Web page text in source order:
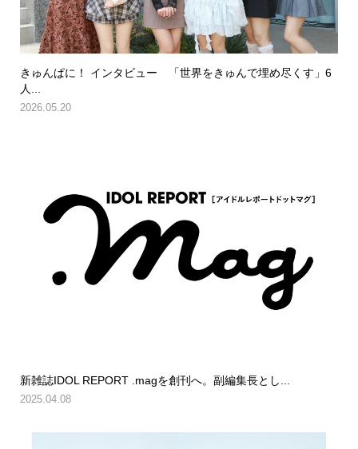
きゅんぱに！ インタビュー 「世界をきゅんで埋め尽くす」6
人...
2026.05.20
新雑誌IDOL REPORT .magを創刊へ。副編集長とし...
2025.04.08